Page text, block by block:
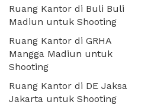
Ruang Kantor di Buli Buli
Madiun untuk Shooting
Ruang Kantor di GRHA
Mangga Madiun untuk
Shooting
Ruang Kantor di DE Jaksa
Jakarta untuk Shooting